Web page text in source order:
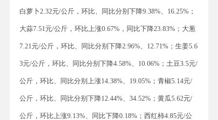
白萝卜2.32元/公斤，环比、同比分别下降9.38%、16.25%；
大蒜7.51元/公斤，环比上涨0.67%，同比下降23.83%；大葱
7.21元/公斤，环比、同比分别下降2.96%、12.71%；生姜5.6
3元/公斤，环比、同比分别下降4.58%、10.06%；土豆3.5元/
公斤，环比、同比分别上涨14.38%、19.05%；青椒5.14元/
公斤，环比、同比分别下降12.44%、34.52%；黄瓜5.62元/
公斤，环比上涨9.13%、同比下降0.18%；西红柿4.85元/公